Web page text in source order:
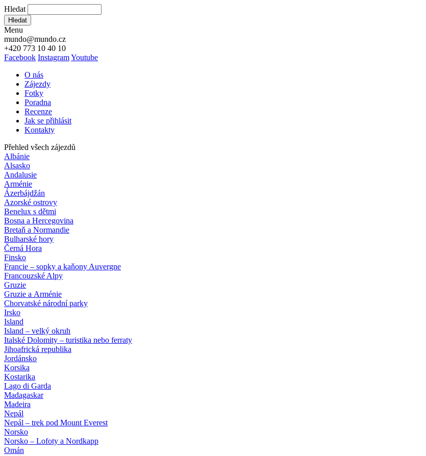
Hledat
Hledat
Menu
mundo@mundo.cz
+420 773 10 40 10
Facebook InstagramYoutube
O nás
Zájezdy
Fotky
Poradna
Recenze
Jak se přihlásit
Kontakty
Přehled všech zájezdů
Albánie
Alsasko
Andalusie
Arménie
Ázerbájdžán
Azorské ostrovy
Benelux s dětmi
Bosna a Hercegovina
Bretaň a Normandie
Bulharské hory
Černá Hora
Finsko
Francie – sopky a kaňony Auvergne
Francouzské Alpy
Gruzie
Gruzie a Arménie
Chorvatské národní parky
Irsko
Island
Island – velký okruh
Italské Dolomity – turistika nebo ferraty
Jihoafrická republika
Jordánsko
Korsika
Kostarika
Lago di Garda
Madagaskar
Madeira
Nepál
Nepál – trek pod Mount Everest
Norsko
Norsko – Lofoty a Nordkapp
Omán